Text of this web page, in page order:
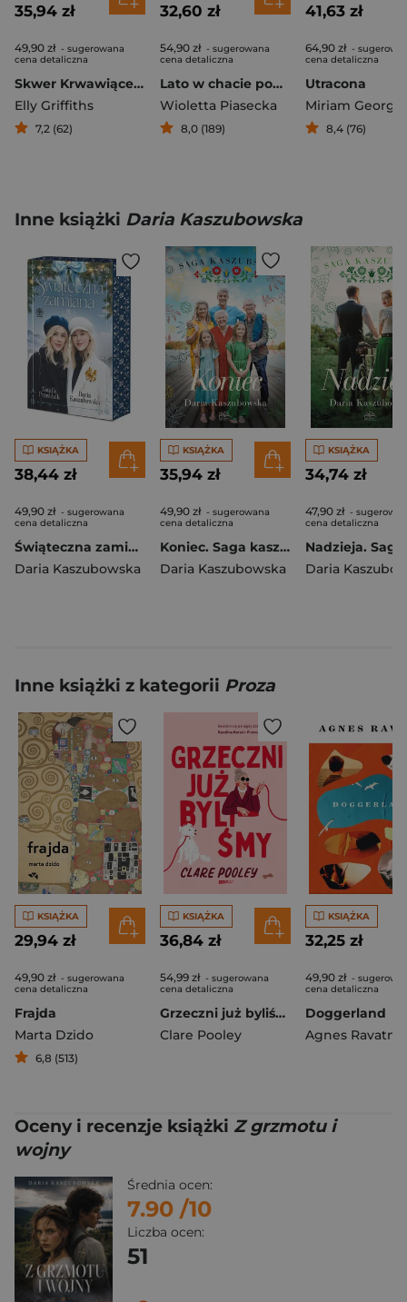
35,94 zł
49,90 zł - sugerowana
cena detaliczna
Skwer Krwawiącego Serca
Elly Griffiths
7,2 (62)
32,60 zł
54,90 zł - sugerowana
cena detaliczna
Lato w chacie pod starym świerkiem
Wioletta Piasecka
8,0 (189)
41,63 zł
64,90 zł -
cena detaliczna
Utracona
Miriam Georg
8,4 (76)
Inne książki Daria Kaszubowska
KSIĄŻKA
38,44 zł
49,90 zł - sugerowana
cena detaliczna
Świąteczna zamiana (ilustrowane brzegi)
Daria Kaszubowska
KSIĄŻKA
35,94 zł
49,90 zł - sugerowana
cena detaliczna
Koniec. Saga kaszubska. Tom 8
Daria Kaszubowska
KSIĄŻKA
34,74 zł
47,90 zł -
cena detaliczna
Daria
Inne książki z kategorii Proza
KSIĄŻKA
29,94 zł
49,90 zł - sugerowana
cena detaliczna
Frajda
Marta Dzido
6,8 (513)
KSIĄŻKA
36,84 zł
54,99 zł - sugerowana
cena detaliczna
Grzeczni już byliśmy
Clare Pooley
KSIĄŻKA
32,25 zł
49,90 zł -
cena detaliczna
Doggerland
Agnes Ravatn
Oceny i recenzje książki Z grzmotu i
wojny
Średnia ocen:
7.90 /10
Liczba ocen:
51